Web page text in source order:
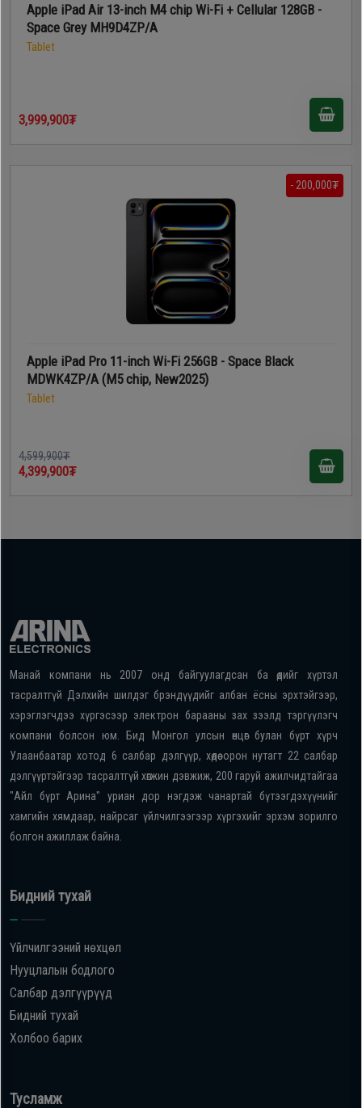
Apple iPad Air 13-inch M4 chip Wi-Fi + Cellular 128GB -
Space Grey MH9D4ZP/A
Tablet
3,999,900₮
- 200,000₮
Apple iPad Pro 11-inch Wi-Fi 256GB - Space Black
MDWK4ZP/A (M5 chip, New2025)
Tablet
4,599,900₮
4,399,900₮
Манай компани нь 2007 онд байгуулагдсан ба өдийг хүртэл
тасралтгүй Дэлхийн шилдэг брэндүүдийг албан ёсны эрхтэйгээр,
хэрэглэгчдээ хүргэсээр электрон барааны зах зээлд тэргүүлэгч
компани болсон юм. Бид Монгол улсын өнцөг булан бүрт хүрч
Улаанбаатар хотод 6 салбар дэлгүүр, хөдөө орон нутагт 22 салбар
дэлгүүртэйгээр тасралтгүй хөгжин дэвжиж, 200 гаруй ажилчидтайгаа
"Айл бүрт Арина" уриан дор нэгдэж чанартай бүтээгдэхүүнийг
хамгийн хямдаар, найрсаг үйлчилгээгээр хүргэхийг эрхэм зорилго
болгон ажиллаж байна.
Бидний тухай
Үйлчилгээний нөхцөл
Нууцлалын бодлого
Салбар дэлгүүрүүд
Бидний тухай
Холбоо барих
Тусламж